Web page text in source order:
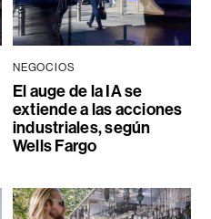
NEGOCIOS
El auge de la IA se
extiende a las acciones
industriales, según
Wells Fargo